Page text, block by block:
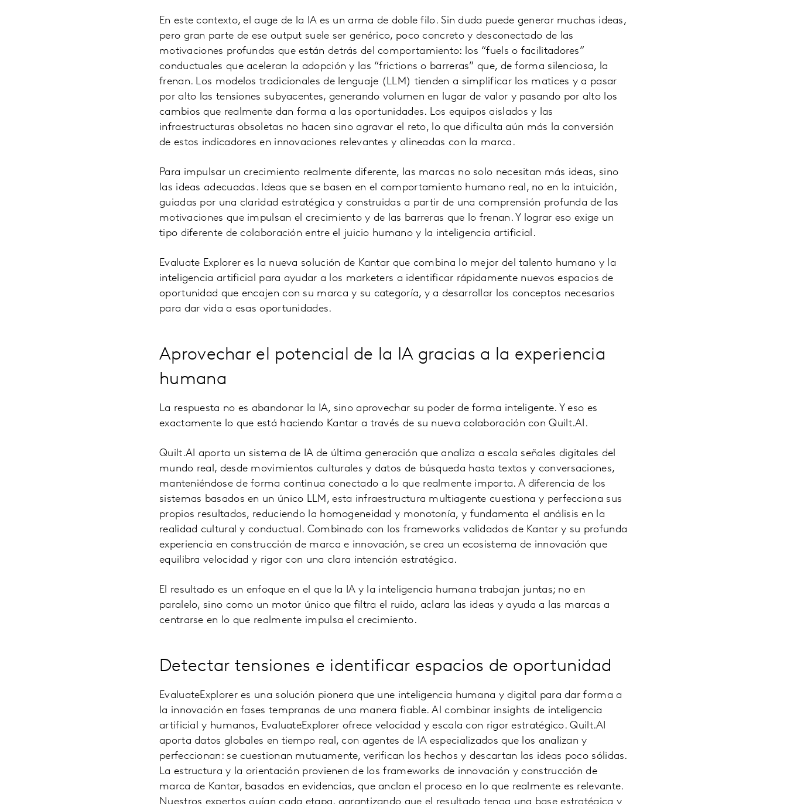
En este contexto, el auge de la IA es un arma de doble filo. Sin duda puede generar muchas ideas,
pero gran parte de ese output suele ser genérico, poco concreto y desconectado de las
motivaciones profundas que están detrás del comportamiento: los “fuels o facilitadores”
conductuales que aceleran la adopción y las “frictions o barreras” que, de forma silenciosa, la
frenan. Los modelos tradicionales de lenguaje (LLM) tienden a simplificar los matices y a pasar
por alto las tensiones subyacentes, generando volumen en lugar de valor y pasando por alto los
cambios que realmente dan forma a las oportunidades. Los equipos aislados y las
infraestructuras obsoletas no hacen sino agravar el reto, lo que dificulta aún más la conversión
de estos indicadores en innovaciones relevantes y alineadas con la marca.
Para impulsar un crecimiento realmente diferente, las marcas no solo necesitan más ideas, sino
las ideas adecuadas. Ideas que se basen en el comportamiento humano real, no en la intuición,
guiadas por una claridad estratégica y construidas a partir de una comprensión profunda de las
motivaciones que impulsan el crecimiento y de las barreras que lo frenan. Y lograr eso exige un
tipo diferente de colaboración entre el juicio humano y la inteligencia artificial.
Evaluate Explorer es la nueva solución de Kantar que combina lo mejor del talento humano y la
inteligencia artificial para ayudar a los marketers a identificar rápidamente nuevos espacios de
oportunidad que encajen con su marca y su categoría, y a desarrollar los conceptos necesarios
para dar vida a esas oportunidades.
Aprovechar el potencial de la IA gracias a la experiencia
humana
La respuesta no es abandonar la IA, sino aprovechar su poder de forma inteligente. Y eso es
exactamente lo que está haciendo Kantar a través de su nueva colaboración con Quilt.AI.
Quilt.AI aporta un sistema de IA de última generación que analiza a escala señales digitales del
mundo real, desde movimientos culturales y datos de búsqueda hasta textos y conversaciones,
manteniéndose de forma continua conectado a lo que realmente importa. A diferencia de los
sistemas basados en un único LLM, esta infraestructura multiagente cuestiona y perfecciona sus
propios resultados, reduciendo la homogeneidad y monotonía, y fundamenta el análisis en la
realidad cultural y conductual. Combinado con los frameworks validados de Kantar y su profunda
experiencia en construcción de marca e innovación, se crea un ecosistema de innovación que
equilibra velocidad y rigor con una clara intención estratégica.
El resultado es un enfoque en el que la IA y la inteligencia humana trabajan juntas; no en
paralelo, sino como un motor único que filtra el ruido, aclara las ideas y ayuda a las marcas a
centrarse en lo que realmente impulsa el crecimiento.
Detectar tensiones e identificar espacios de oportunidad
EvaluateExplorer es una solución pionera que une inteligencia humana y digital para dar forma a
la innovación en fases tempranas de una manera fiable. Al combinar insights de inteligencia
artificial y humanos, EvaluateExplorer ofrece velocidad y escala con rigor estratégico. Quilt.AI
aporta datos globales en tiempo real, con agentes de IA especializados que los analizan y
perfeccionan: se cuestionan mutuamente, verifican los hechos y descartan las ideas poco sólidas.
La estructura y la orientación provienen de los frameworks de innovación y construcción de
marca de Kantar, basados en evidencias, que anclan el proceso en lo que realmente es relevante.